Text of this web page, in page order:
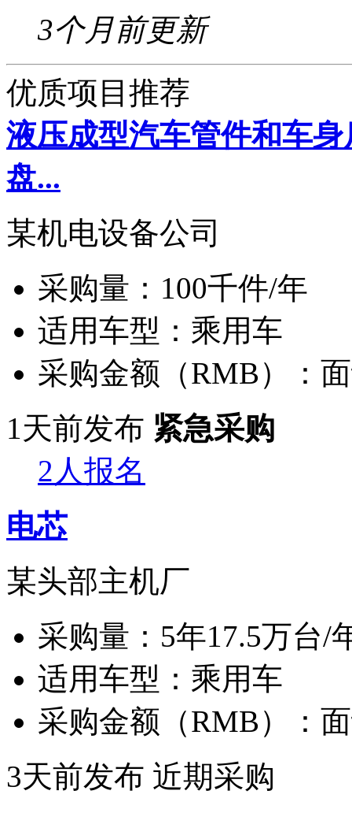
3个月前更新
优质项目推荐
液压成型汽车管件和车
盘...
某机电设备公司
采购量： 100千件/年
适用车型： 乘用车
采购金额（RMB）：
1天前发布 紧急采购
2人报名
电芯
某头部主机厂
采购量： 5年17.5万台/
适用车型： 乘用车
采购金额（RMB）：
3天前发布 近期采购